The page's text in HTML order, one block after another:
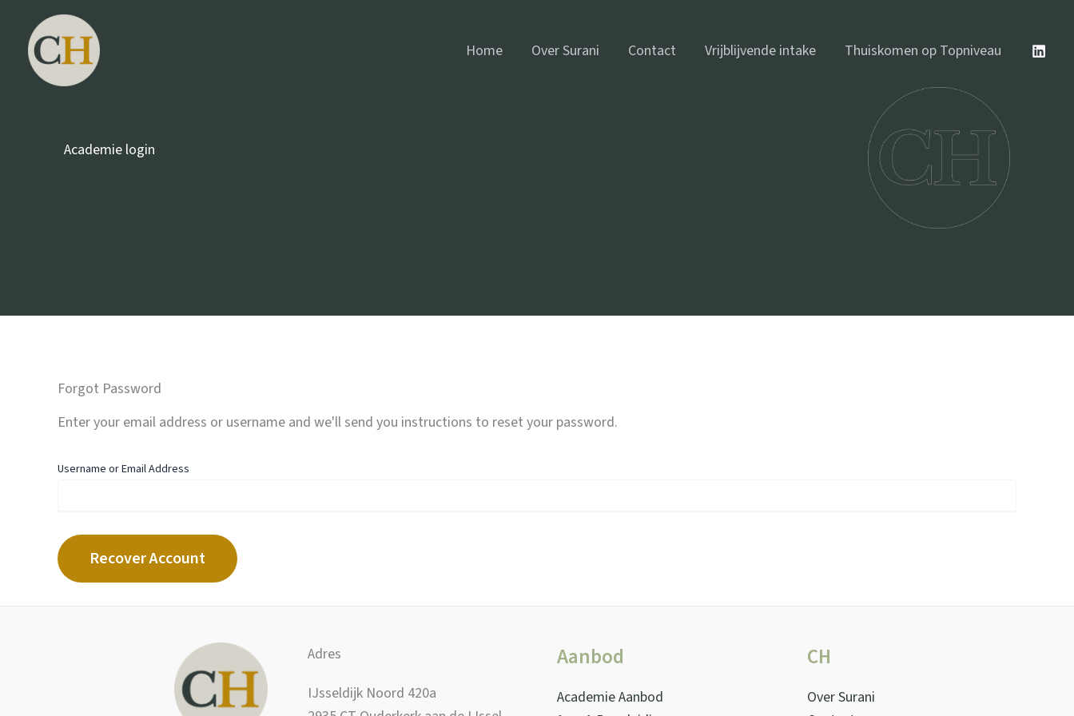
inhoud
Home Over Surani Contact Vrijblijvende intake Thuiskomen op Topniveau
Academie login
Forgot Password
Enter your email address or username and we'll send you instructions to reset your password.
Username or Email Address
Adres
IJsseldijk Noord 420a
Aanbod
Academie Aanbod
CH
Over Surani